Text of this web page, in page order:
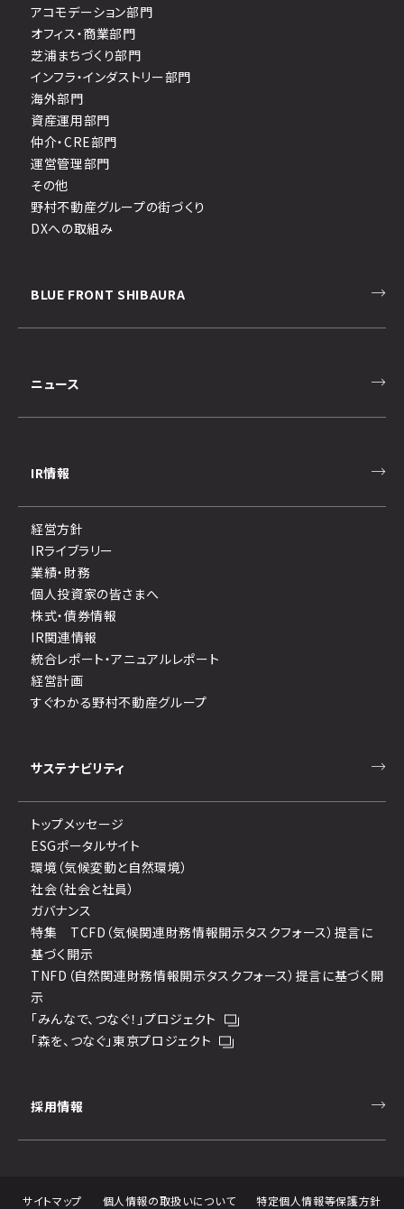
アコモデーション部門
オフィス・商業部門
芝浦まちづくり部門
インフラ・インダストリー部門
海外部門
資産運用部門
仲介・CRE部門
運営管理部門
その他
野村不動産グループの街づくり
DXへの取組み
BLUE FRONT SHIBAURA
ニュース
IR情報
経営方針
IRライブラリー
業績・財務
個人投資家の皆さまへ
株式・債券情報
IR関連情報
統合レポート・アニュアルレポート
経営計画
すぐわかる野村不動産グループ
サステナビリティ
トップメッセージ
ESGポータルサイト
環境（気候変動と自然環境）
社会（社会と社員）
ガバナンス
特集 TCFD（気候関連財務情報開示タスクフォース）提言に
基づく開示
TNFD（自然関連財務情報開示タスクフォース）提言に基づく開
示
「みんなで、つなぐ！」プロジェクト
「森を、つなぐ」東京プロジェクト
採用情報
サイトマップ 個人情報の取扱いについて 特定個人情報等保護方針